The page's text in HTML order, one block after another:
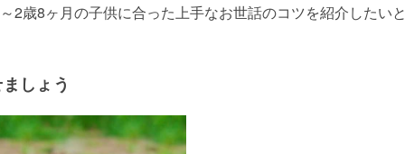
2歳8ヶ月の子供に合った上手なお世話のコツを紹介したいと
しょう